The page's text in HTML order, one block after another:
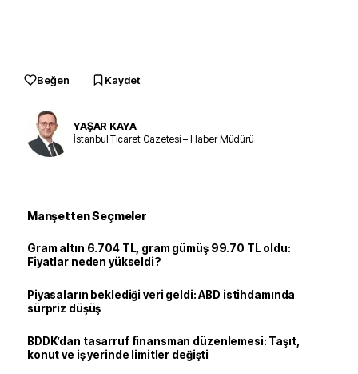
Beğen Kaydet
YAŞAR KAYA
İstanbul Ticaret Gazetesi – Haber Müdürü
Manşetten Seçmeler
Gram altın 6.704 TL, gram gümüş 99.70 TL oldu:
Fiyatlar neden yükseldi?
Piyasaların beklediği veri geldi: ABD istihdamında
sürpriz düşüş
BDDK’dan tasarruf finansman düzenlemesi: Taşıt,
konut ve iş yerinde limitler değişti